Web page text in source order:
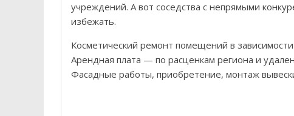
учреждений. А вот соседства с непрямыми
избежать.
Косметический ремонт помещений в
Арендная плата — по расценкам региона и
Фасадные работы, приобретение, монтаж